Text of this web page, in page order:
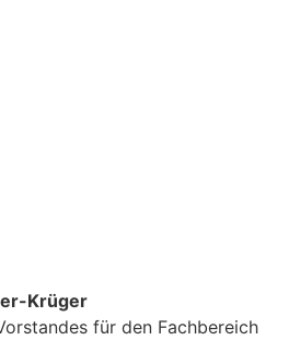
Krüger
für den Fachbereich